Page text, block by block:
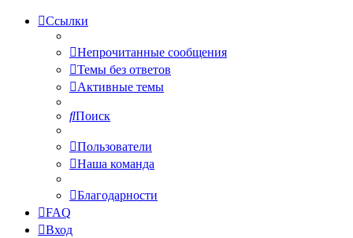
Ссылки
Непрочитанные сообщения
Темы без ответов
Активные темы
Поиск
Пользователи
Наша команда
Благодарности
FAQ
Вход